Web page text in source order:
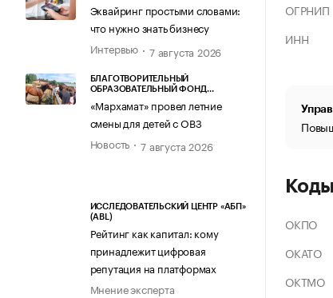
Эквайринг простыми словами:
что нужно знать бизнесу
Интервью
7 августа 2026
БЛАГОТВОРИТЕЛЬНЫЙ
ОБРАЗОВАТЕЛЬНЫЙ ФОНД
«Мархамат» провел летние
смены для детей с ОВЗ
Новость
7 августа 2026
ИССЛЕДОВАТЕЛЬСКИЙ ЦЕНТР «АБП»
(ABL)
Рейтинг как капитал: кому
принадлежит цифровая
репутация на платформах
Мнение эксперта
ОГРНИП
ИНН
ОКПО
ОКАТО
ОКТМО